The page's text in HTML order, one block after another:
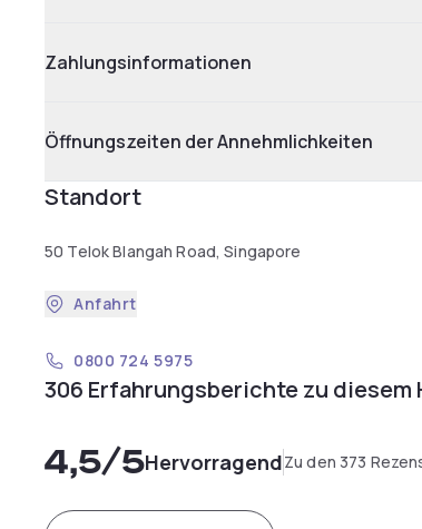
Zahlungsinformationen
Öffnungszeiten der Annehmlichkeiten
Standort
50 Telok Blangah Road, Singapore
Anfahrt
0800 724 5975
306 Erfahrungsberichte zu diesem
4,5/5HervorragendZu den 373